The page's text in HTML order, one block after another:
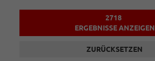
2718
ERGEBNISSE ANZEIGEN
ZURÜCKSETZEN